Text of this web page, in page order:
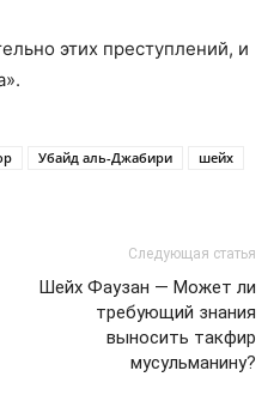
этих преступлений, и
Убайд аль-Джабири шейх
Следующая статья
Шейх Фаузан — Может ли
требующий знания
выносить такфир
мусульманину?